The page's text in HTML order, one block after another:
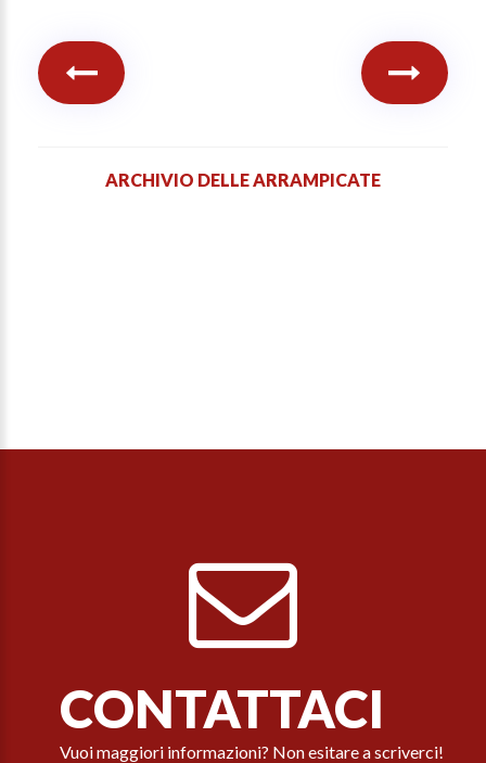
ARCHIVIO DELLE ARRAMPICATE
CONTATTACI
Vuoi maggiori informazioni? Non esitare a scriverci!